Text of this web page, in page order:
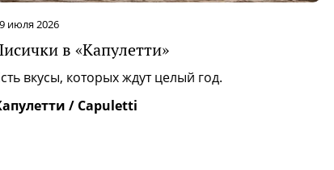
июля 2026
в «Капулетти»
вкусы, которых ждут целый год.
/ Capuletti